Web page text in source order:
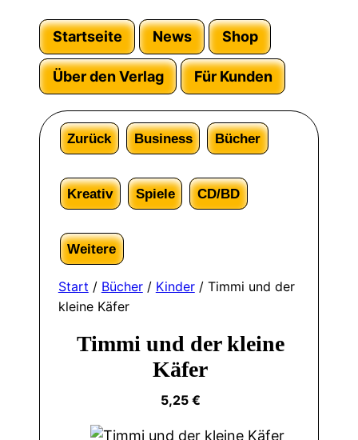
Startseite News Shop
Über den Verlag Für Kunden
Zurück Business Bücher
Kreativ Spiele CD/BD
Weitere
Start / Bücher/ Kinder/ Timmi und der
kleine Käfer
Timmi und der kleine
Käfer
5,25 €